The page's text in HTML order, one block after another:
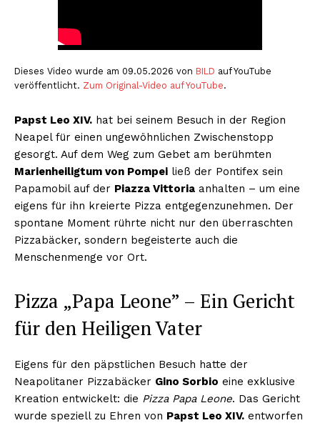
Dieses Video wurde am 09.05.2026 von BILD auf YouTube
veröffentlicht. Zum Original-Video auf YouTube.
Papst Leo XIV. hat bei seinem Besuch in der Region
Neapel für einen ungewöhnlichen Zwischenstopp
gesorgt. Auf dem Weg zum Gebet am berühmten
Marienheiligtum von Pompei ließ der Pontifex sein
Papamobil auf der Piazza Vittoria anhalten – um eine
eigens für ihn kreierte Pizza entgegenzunehmen. Der
spontane Moment rührte nicht nur den überraschten
Pizzabäcker, sondern begeisterte auch die
Menschenmenge vor Ort.
Pizza „Papa Leone” – Ein Gericht
für den Heiligen Vater
Eigens für den päpstlichen Besuch hatte der
Neapolitaner Pizzabäcker Gino Sorbio eine exklusive
Kreation entwickelt: die Pizza Papa Leone. Das Gericht
wurde speziell zu Ehren von Papst Leo XIV. entworfen